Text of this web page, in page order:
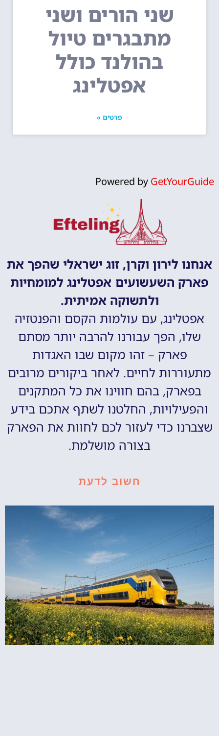
שני הורים ושני
מתבגרים טיול
בהולנד כולל
אפטלינג
פרטים »
Powered by GetYourGuide
אנחנו לירון וקרן, זוג ישראלי שהפך את
פארק השעשועים אפטלינג למומחיות
ולתשוקה אמיתית.
אפטלינג, עם עולמות הקסם והפנטזיה
שלו, הפך עבורנו להרבה יותר מסתם
פארק – זהו מקום שבו האגדות
מתעוררות לחיים. לאחר ביקורים מרובים
בפארק, בהם חווינו את כל המתקנים
והפעילויות, החלטנו לשתף אתכם בידע
שצברנו כדי לעזור לכם לחוות את הפארק
בצורה מושלמת.
חשוב לדעת